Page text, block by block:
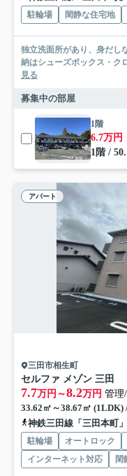
駐輪場 閑静な住宅地
独立洗面所があり、身だし
納はシューズボックス・ク
見る
募集中の部屋
1階
6.7万円
1階 /
アパート
三田市相生町
セルファ メゾン 三田
7.7万円～8.2万円 管理
33.62㎡～38.67㎡ (1LDK)
神鉄三田線「三田本町
駐輪場 オートロック
インターネット対応
閑